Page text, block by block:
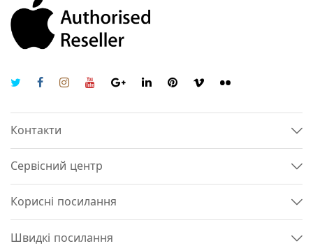
Контакти
Сервісний центр
Корисні посилання
Швидкі посилання